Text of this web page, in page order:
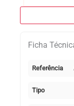
AXINITE
com
16W
1440lm
Ficha
Referência
Tipo